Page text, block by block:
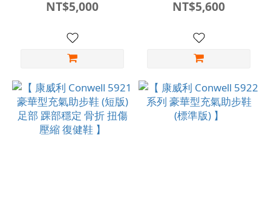
助步鞋 (短版) 】
NT$5,000
鞋 (標準版) 】
NT$5,600